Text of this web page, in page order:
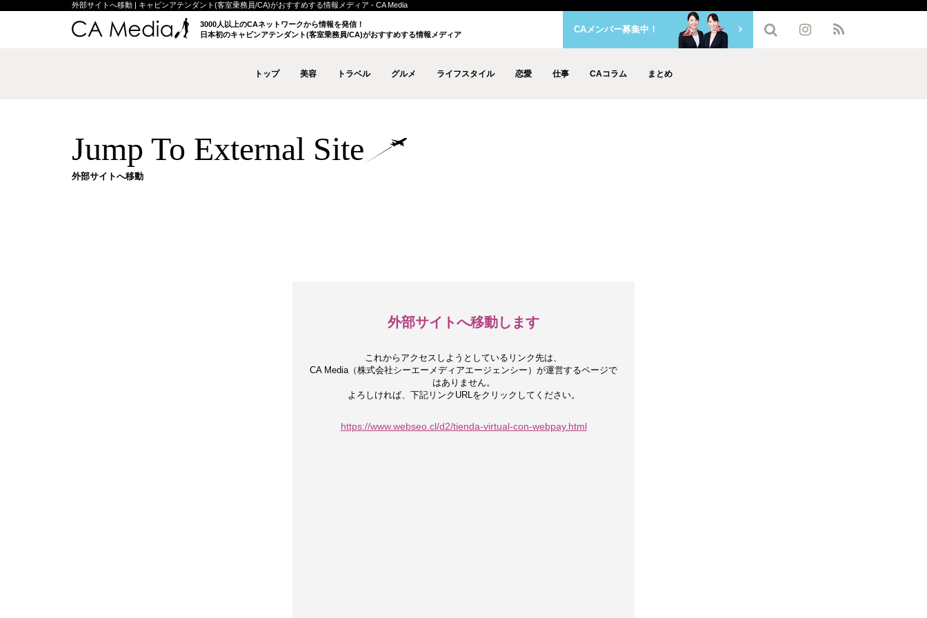
外部サイトへ移動 | キャビンアテンダント(客室乗務員/CA)がおすすめする情報メディア - CA Media
3000人以上のCAネットワークから情報を発信！
日本初のキャビンアテンダント(客室乗務員/CA)がおすすめする情報メディア
トップ 美容 トラベル グルメ ライフスタイル 恋愛 仕事 CAコラム まとめ
CAメンバー募集中！
Jump To External Site
外部サイトへ移動
外部サイトへ移動します
これからアクセスしようとしているリンク先は、
CA Media（株式会社シーエーメディアエージェンシー）が運営するページで
はありません。
よろしければ、下記リンクURLをクリックしてください。
https://www.webseo.cl/d2/tienda-virtual-con-webpay.html